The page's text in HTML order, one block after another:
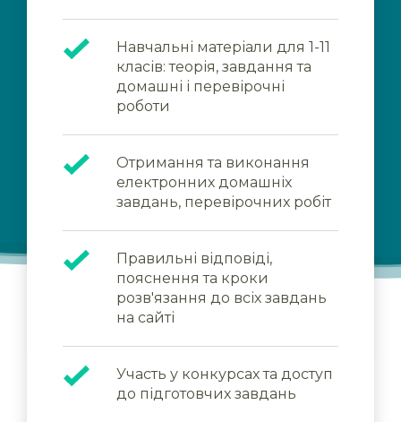
Навчальні матеріали для 1-11
класів: теорія, завдання та
домашні і перевірочні
роботи
Отримання та виконання
електронних домашніх
завдань, перевірочних робіт
Правильні відповіді,
пояснення та кроки
розв'язання до всіх завдань
на сайті
Участь у конкурсах та доступ
до підготовчих завдань